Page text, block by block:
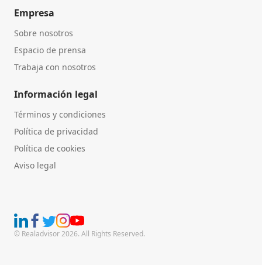
Empresa
Sobre nosotros
Espacio de prensa
Trabaja con nosotros
Información legal
Términos y condiciones
Política de privacidad
Política de cookies
Aviso legal
© Realadvisor 2026. All Rights Reserved.